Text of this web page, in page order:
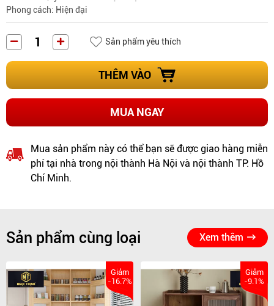
Phong cách: Hiện đại
Sản phẩm yêu thích
THÊM VÀO
MUA NGAY
Mua sản phẩm này có thể bạn sẽ được giao hàng miễn
phí tại nhà trong nội thành Hà Nội và nội thành TP. Hồ
Chí Minh.
Sản phẩm cùng loại Xem thêm
Giảm
-16.7%
Giảm
-9.1%